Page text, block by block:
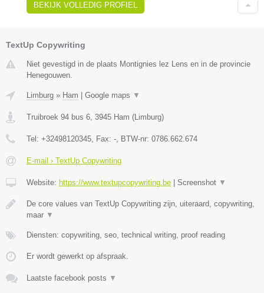
BEKIJK VOLLEDIG PROFIEL
TextUp Copywriting
Niet gevestigd in de plaats Montignies lez Lens en in de provincie
Henegouwen.
Limburg » Ham Google maps ▼
Truibroek 94 bus 6, 3945 Ham (Limburg)
Tel: +32498120345, Fax: -, BTW-nr: 0786.662.674
E-mail › TextUp Copywriting
Website: https://www.textupcopywriting.be Screenshot ▼
De core values van TextUp Copywriting zijn, uiteraard, copywriting,
maar ▼
Diensten: copywriting, seo, technical writing, proof reading
Er wordt gewerkt op afspraak.
Laatste facebook posts ▼